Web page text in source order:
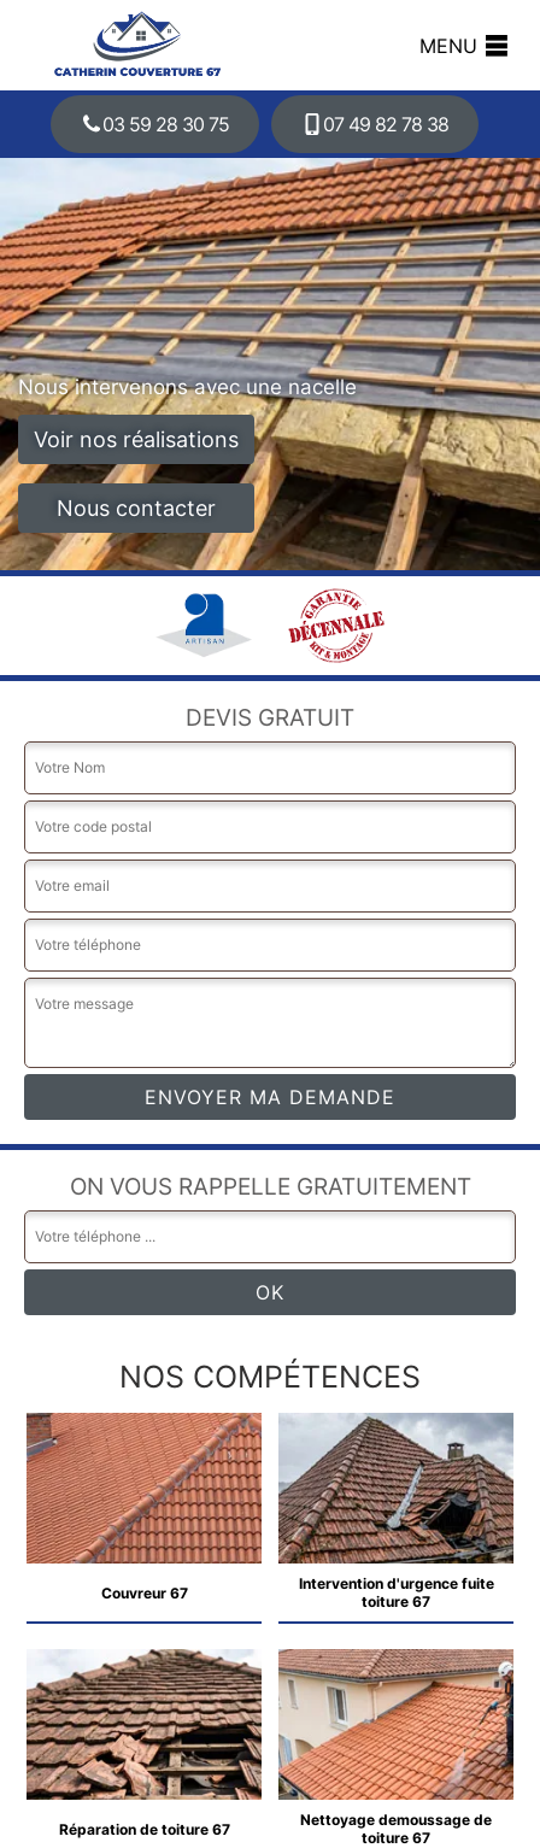
MENU
03 59 28 30 75 07 49 82 78 38
Nous intervenons avec une nacelle
Voir nos réalisations
Nous contacter
DEVIS GRATUIT
ON VOUS RAPPELLE GRATUITEMENT
NOS COMPÉTENCES
Couvreur 67
Intervention d'urgence fuite
toiture 67
Réparation de toiture 67
Nettoyage demoussage de
toiture 67